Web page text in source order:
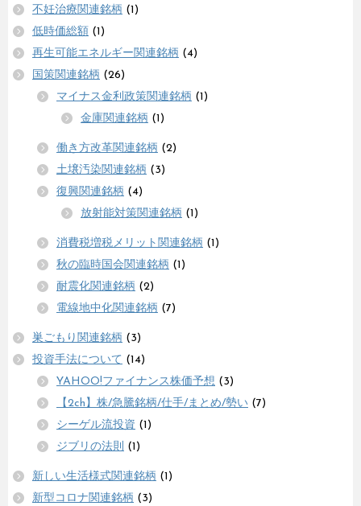
不妊治療関連銘柄 (1)
低時価総額 (1)
再生可能エネルギー関連銘柄 (4)
国策関連銘柄 (26)
マイナス金利政策関連銘柄 (1)
金庫関連銘柄 (1)
働き方改革関連銘柄 (2)
土壌汚染関連銘柄 (3)
復興関連銘柄 (4)
放射能対策関連銘柄 (1)
消費税増税メリット関連銘柄 (1)
秋の臨時国会関連銘柄 (1)
耐震化関連銘柄 (2)
電線地中化関連銘柄 (7)
巣ごもり関連銘柄 (3)
投資手法について (14)
YAHOO!ファイナンス株価予想 (3)
【2ch】株/急騰銘柄/仕手/まとめ/勢い (7)
シーゲル流投資 (1)
ジブリの法則 (1)
新しい生活様式関連銘柄 (1)
新型コロナ関連銘柄 (3)